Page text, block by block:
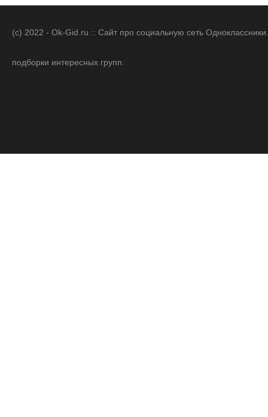
(c) 2022 - Ok-Gid.ru :: Сайт про социальную сеть
подборки интересных групп.